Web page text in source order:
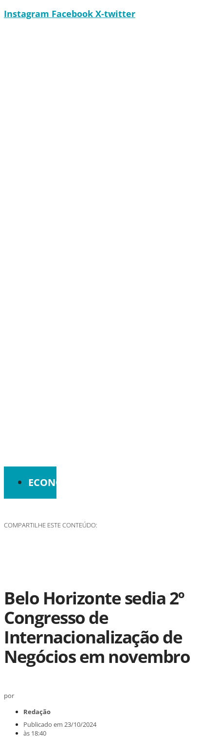
Instagram Facebook X-twitter
ECONOMIA
COMPARTILHE ESTE CONTEÚDO:
Belo Horizonte sedia 2º
Congresso de
Internacionalização de
Negócios em novembro
por
Redação
Publicado em 23/10/2024
às 18:40